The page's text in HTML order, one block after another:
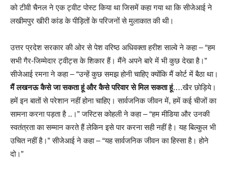
को टीवी चैनल ने एक ट्वीट पोस्ट किया था जिसमें कहा गया था कि सीजेआई ने
लखीमपुर खीरी कांड के पीड़ितों के परिजनों से मुलाकात की थी।
उत्तर प्रदेश सरकार की ओर से पेश वरिष्ठ अधिवक्ता हरीश साल्वे ने कहा – “हम
सभी गैर-जिम्मेदार ट्वीट्स के शिकार हैं। मैंने अपने बारे में भी कुछ देखा है।”
सीजेआई रमना ने कहा – “उन्हें कुछ समझ होनी चाहिए क्योंकि मैं कोर्ट में बैठा था।
मैं लखनऊ कैसे जा सकता हूं और कैसे परिवार से मिल सकता हूं….खैर छोड़िये।
हमें इन बातों से परेशान नहीं होना चाहिए। सार्वजनिक जीवन में, हमें कई चीजों का
सामना करना पड़ता है ..।” जस्टिस कोहली ने कहा – “हम मीडिया और उनकी
स्वतंत्रता का सम्मान करते हैं लेकिन इसे पार करना सही नहीं है। यह बिल्कुल भी
उचित नहीं है।” सीजेआई ने कहा – “यह सार्वजनिक जीवन का हिस्सा है। होने
दो।”